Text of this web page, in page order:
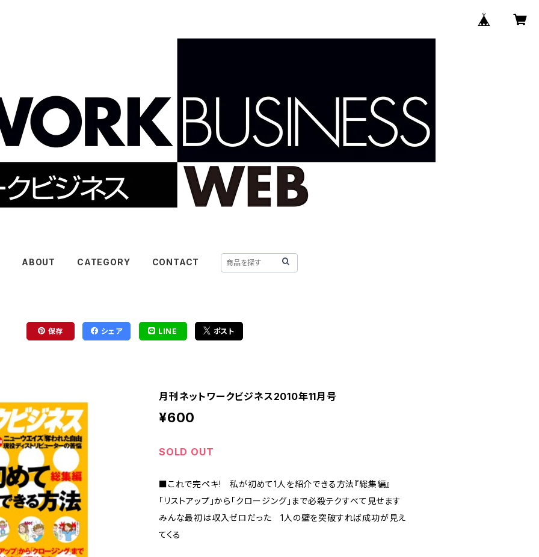
ABOUT CATEGORY CONTACT
保存 シェア LINE ポスト
月刊ネットワークビジネス2010年11月号
¥600
SOLD OUT
■これで完ペキ! 私が初めて1人を紹介できる方法『総集編』
「リストアップ」から「クロージング」まで必殺テクすべて見せます
みんな最初は収入ゼロだった 1人の壁を突破すれば成功が見え
てくる